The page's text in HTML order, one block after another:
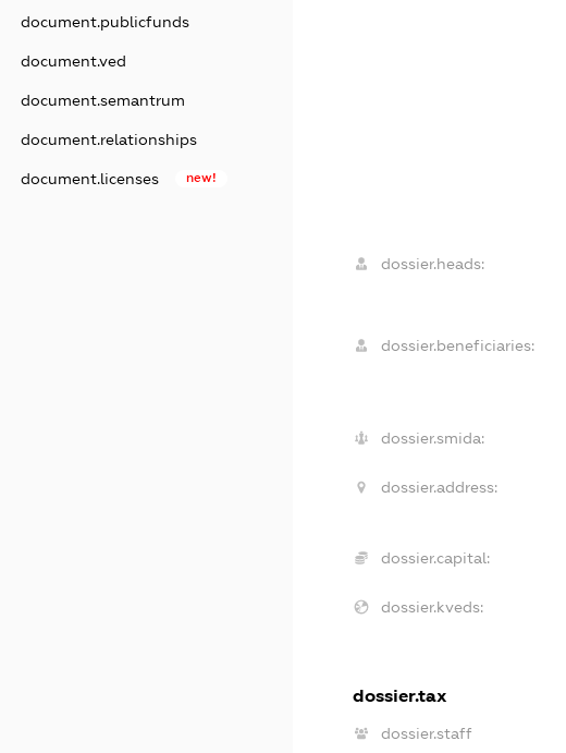
document.publicfunds
document.ved
document.semantrum
document.relationships
document.licenses new!
dossier.heads:
dossier.beneficiaries:
dossier.smida:
dossier.address:
dossier.capital:
dossier.kveds:
dossier.tax
dossier.staff